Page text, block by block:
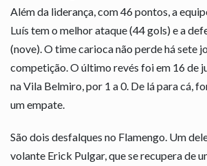
Além da liderança, com 46 pontos, a
Luís tem o melhor ataque (44 gols) e a
(nove). O time carioca não perde há sete
competição. O último revés foi em 16 de
na Vila Belmiro, por 1 a 0. De lá para cá,
um empate.
São dois desfalques no Flamengo. Um
volante Erick Pulgar, que se recupera de